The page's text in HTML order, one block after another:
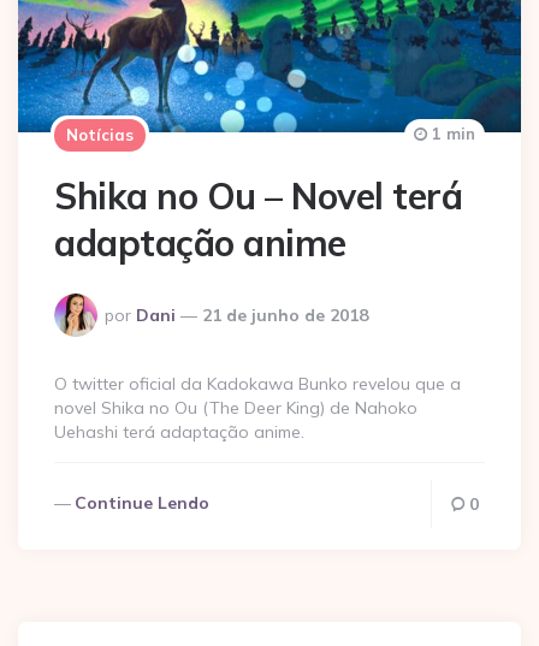
Notícias
Shika no Ou – Novel terá
adaptação anime
Postado
por
por Dani 21 de junho de 2018
1 min
O twitter oficial da Kadokawa Bunko revelou que a
novel Shika no Ou (The Deer King) de Nahoko
Uehashi terá adaptação anime.
Continue Lendo 0